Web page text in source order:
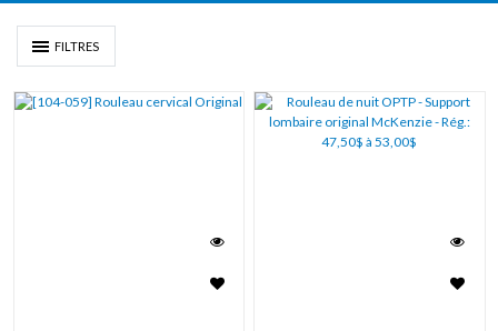
FILTRES